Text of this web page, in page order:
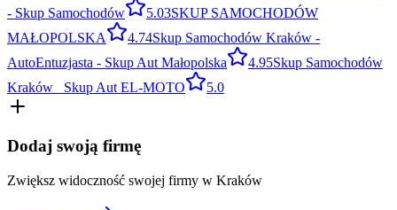
- Skup Samochodów
5.03SKUP SAMOCHODÓW
MAŁOPOLSKA
4.74Skup Samochodów Kraków -
AutoEntuzjasta - Skup Aut Małopolska
4.95Skup Samochodów
Kraków_ Skup Aut EL-MOTO
5.0
Dodaj swoją firmę
Zwiększ widoczność swojej firmy w Kraków